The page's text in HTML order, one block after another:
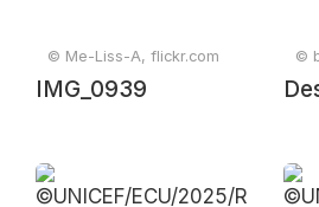
© Me-Liss-A, flickr.com
IMG_0939
©